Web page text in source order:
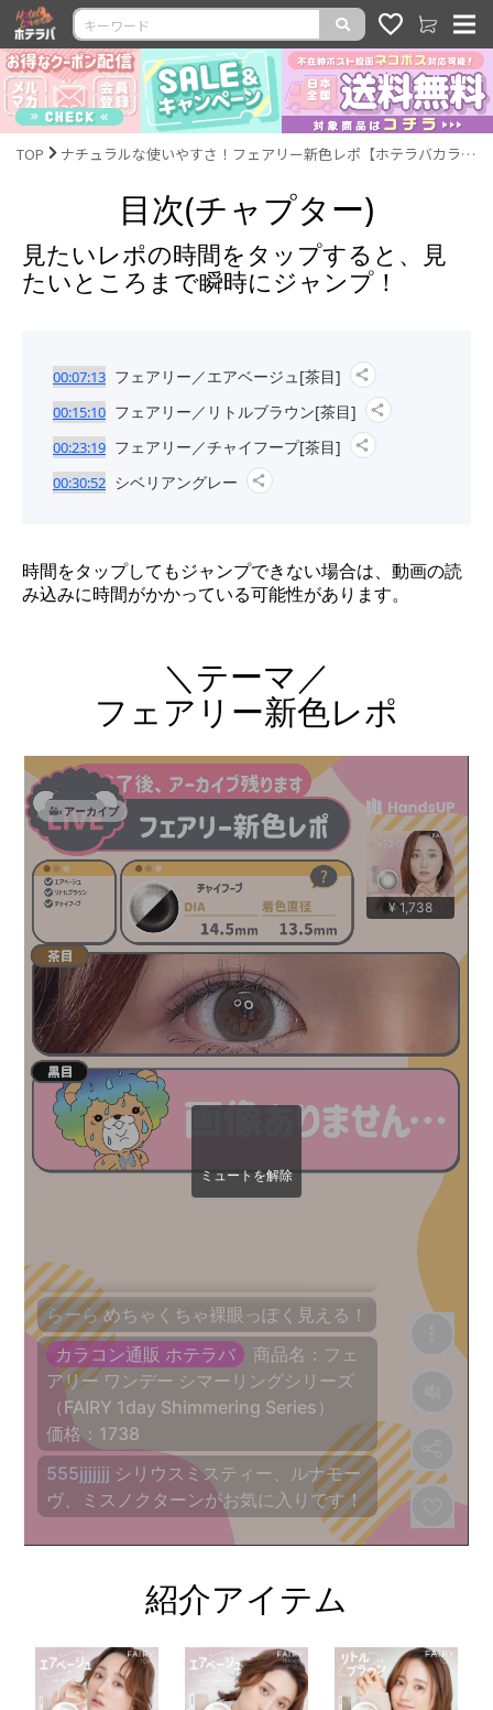
TOP ナチュラルな使いやすさ！フェアリー新色レポ【ホテラバカラコンレポLIVE】
目次(チャプター)
見たいレポの時間をタップすると、見
たいところまで瞬時にジャンプ！
00:07:13 フェアリー／エアベージュ[茶目]
00:15:10 フェアリー／リトルブラウン[茶目]
00:23:19 フェアリー／チャイフープ[茶目]
00:30:52 シベリアングレー
時間をタップしてもジャンプできない場合は、動画の読
み込みに時間がかかっている可能性があります。
＼テーマ／
フェアリー新色レポ
紹介アイテム